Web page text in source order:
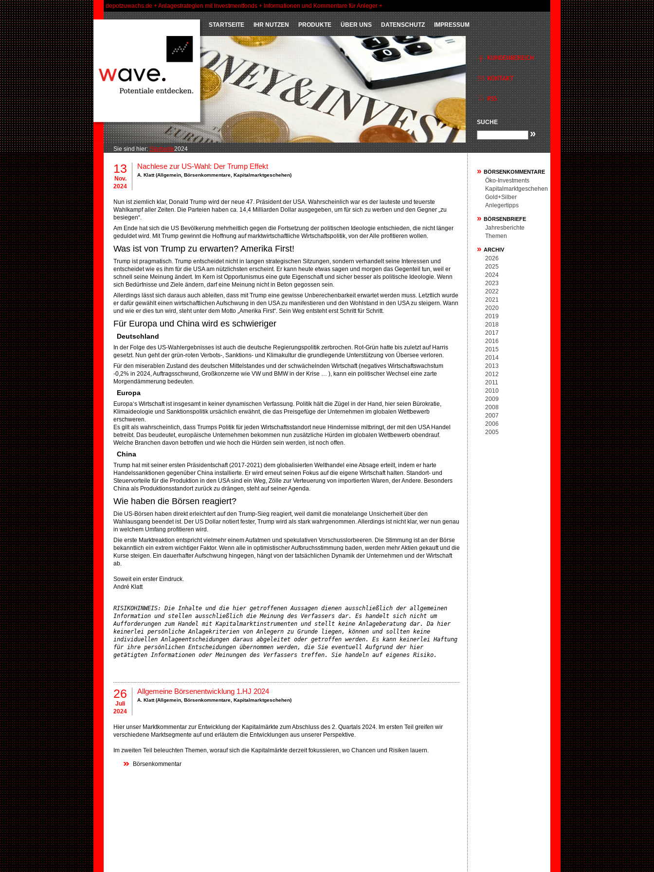
depotzuwachs.de + Anlagestrategien mit Investmentfonds + Informationen und Kommentare für Anleger +
STARTSEITE IHR NUTZEN PRODUKTE ÜBER UNS DATENSCHUTZ IMPRESSUM
SUCHE
»
Sie sind hier: Startseite2024
13
Nov.
2024
Nachlese zur US-Wahl: Der Trump Effekt
A. Klatt (Allgemein Börsenkommentare Kapitalmarktgeschehen)
Nun ist ziemlich klar, Donald Trump wird der neue 47. Präsident der USA. Wahrscheinlich war es der lauteste und teuerste
Wahlkampf aller Zeiten. Die Parteien haben ca. 14,4 Milliarden Dollar ausgegeben, um für sich zu werben und den Gegner „zu
besiegen“.
Am Ende hat sich die US Bevölkerung mehrheitlich gegen die Fortsetzung der politischen Ideologie entschieden, die nicht länger
geduldet wird. Mit Trump gewinnt die Hoffnung auf marktwirtschaftliche Wirtschaftspolitik, von der Alle profitieren wollen.
Was ist von Trump zu erwarten? Amerika First!
Trump ist pragmatisch. Trump entscheidet nicht in langen strategischen Sitzungen, sondern verhandelt seine Interessen und
entscheidet wie es ihm für die USA am nützlichsten erscheint. Er kann heute etwas sagen und morgen das Gegenteil tun, weil er
schnell seine Meinung ändert. Im Kern ist Opportunismus eine gute Eigenschaft und sicher besser als politische Ideologie. Wenn
sich Bedürfnisse und Ziele ändern, darf eine Meinung nicht in Beton gegossen sein.
Allerdings lässt sich daraus auch ableiten, dass mit Trump eine gewisse Unberechenbarkeit erwartet werden muss. Letztlich wurde
er dafür gewählt einen wirtschaftlichen Aufschwung in den USA zu manifestieren und den Wohlstand in den USA zu steigern. Wann
und wie er dies tun wird, steht unter dem Motto „Amerika First“. Sein Weg entsteht erst Schritt für Schritt.
Für Europa und China wird es schwieriger
Deutschland
In der Folge des US-Wahlergebnisses ist auch die deutsche Regierungspolitik zerbrochen. Rot-Grün hatte bis zuletzt auf Harris
gesetzt. Nun geht der grün-roten Verbots-, Sanktions- und Klimakultur die grundlegende Unterstützung von Übersee verloren.
Für den miserablen Zustand des deutschen Mittelstandes und der schwächelnden Wirtschaft (negatives Wirtschaftswachstum
-0,2% in 2024, Auftragsschwund, Großkonzerne wie VW und BMW in der Krise … ), kann ein politischer Wechsel eine zarte
Morgendämmerung bedeuten.
Europa
Europa‘s Wirtschaft ist insgesamt in keiner dynamischen Verfassung. Politik hält die Zügel in der Hand, hier seien Bürokratie,
Klimaideologie und Sanktionspolitik ursächlich erwähnt, die das Preisgefüge der Unternehmen im globalen Wettbewerb
erschweren.
Es gilt als wahrscheinlich, dass Trumps Politik für jeden Wirtschaftsstandort neue Hindernisse mitbringt, der mit den USA Handel
betreibt. Das beudeutet, europäische Unternehmen bekommen nun zusätzliche Hürden im globalen Wettbewerb obendrauf.
Welche Branchen davon betroffen und wie hoch die Hürden sein werden, ist noch offen.
China
Trump hat mit seiner ersten Präsidentschaft (2017-2021) dem globalisierten Welthandel eine Absage erteilt, indem er harte
Handelssanktionen gegenüber China installierte. Er wird erneut seinen Fokus auf die eigene Wirtschaft halten. Standort- und
Steuervorteile für die Produktion in den USA sind ein Weg, Zölle zur Verteuerung von importierten Waren, der Andere. Besonders
China als Produktionsstandort zurück zu drängen, steht auf seiner Agenda.
Wie haben die Börsen reagiert?
Die US-Börsen haben direkt erleichtert auf den Trump-Sieg reagiert, weil damit die monatelange Unsicherheit über den
Wahlausgang beendet ist. Der US Dollar notiert fester, Trump wird als stark wahrgenommen. Allerdings ist nicht klar, wer nun genau
in welchem Umfang profitieren wird.
Die erste Marktreaktion entspricht vielmehr einem Aufatmen und spekulativen Vorschusslorbeeren. Die Stimmung ist an der Börse
bekanntlich ein extrem wichtiger Faktor. Wenn alle in optimistischer Aufbruchsstimmung baden, werden mehr Aktien gekauft und die
Kurse steigen. Ein dauerhafter Aufschwung hingegen, hängt von der tatsächlichen Dynamik der Unternehmen und der Wirtschaft
ab.
Soweit ein erster Eindruck.
André Klatt
RISIKOHINWEIS: Die Inhalte und die hier getroffenen Aussagen dienen ausschließlich der allgemeinen
Information und stellen ausschließlich die Meinung des Verfassers dar. Es handelt sich nicht um
Aufforderungen zum Handel mit Kapitalmarktinstrumenten und stellt keine Anlageberatung dar. Da hier
keinerlei persönliche Anlagekriterien von Anlegern zu Grunde liegen, können und sollten keine
individuellen Anlageentscheidungen daraus abgeleitet oder getroffen werden. Es kann keinerlei Haftung
für ihre persönlichen Entscheidungen übernommen werden, die Sie eventuell Aufgrund der hier
getätigten Informationen oder Meinungen des Verfassers treffen. Sie handeln auf eigenes Risiko.
26
Juli
2024
Allgemeine Börsenentwicklung 1.HJ 2024
A. Klatt (Allgemein Börsenkommentare Kapitalmarktgeschehen)
Hier unser Marktkommentar zur Entwicklung der Kapitalmärkte zum Abschluss des 2. Quartals 2024. Im ersten Teil greifen wir
verschiedene Marktsegmente auf und erläutern die Entwicklungen aus unserer Perspektive.
Im zweiten Teil beleuchten Themen, worauf sich die Kapitalmärkte derzeit fokussieren, wo Chancen und Risiken lauern.
Börsenkommentar
» BÖRSENKOMMENTARE
Öko-Investments
Kapitalmarktgeschehen
Gold+Silber
Anlegertipps
» BÖRSENBRIEFE
Jahresberichte
Themen
» ARCHIV
2026
2025
2024
2023
2022
2021
2020
2019
2018
2017
2016
2015
2014
2013
2012
2011
2010
2009
2008
2007
2006
2005